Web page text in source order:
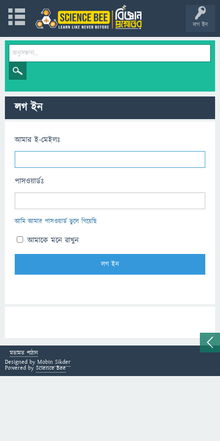
লগ ইন
লগ ইন
আমার ই-মেইলঃ
পাসওয়ার্ডঃ
আমি আমার পাসওয়ার্ড ভুলে গিয়েছি
আমাকে মনে রাখুন
মতামত পাঠান
Designed by Mobin Sikder
Powered by Science Bee